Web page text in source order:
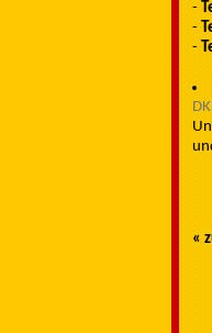
-
-
-
«